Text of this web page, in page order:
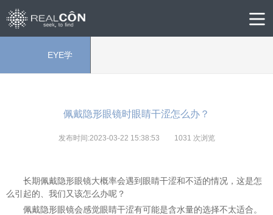
EYE学
佩戴隐形眼镜时眼睛干涩怎么办？
发布时间:2023-03-22 15:38:53 1031 次浏览
长期佩戴隐形眼镜大概率会遇到眼睛干涩和不适的情况，这是怎
么引起的、我们又该怎么办呢？
佩戴隐形眼镜会感觉眼睛干涩有可能是含水量的选择不太适合。